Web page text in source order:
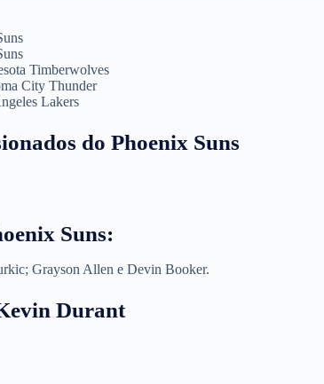
Timberwolves
City Thunder
Lakers
do Phoenix Suns
Suns:
Grayson Allen e Devin Booker.
Durant